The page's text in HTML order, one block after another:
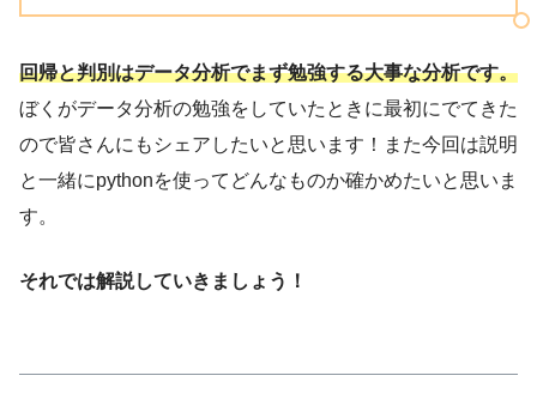
回帰と判別はデータ分析でまず勉強する大事な分析です。
ぼくがデータ分析の勉強をしていたときに最初にでてきた
ので皆さんにもシェアしたいと思います！また今回は説明
と一緒にpythonを使ってどんなものか確かめたいと思いま
す。
それでは解説していきましょう！